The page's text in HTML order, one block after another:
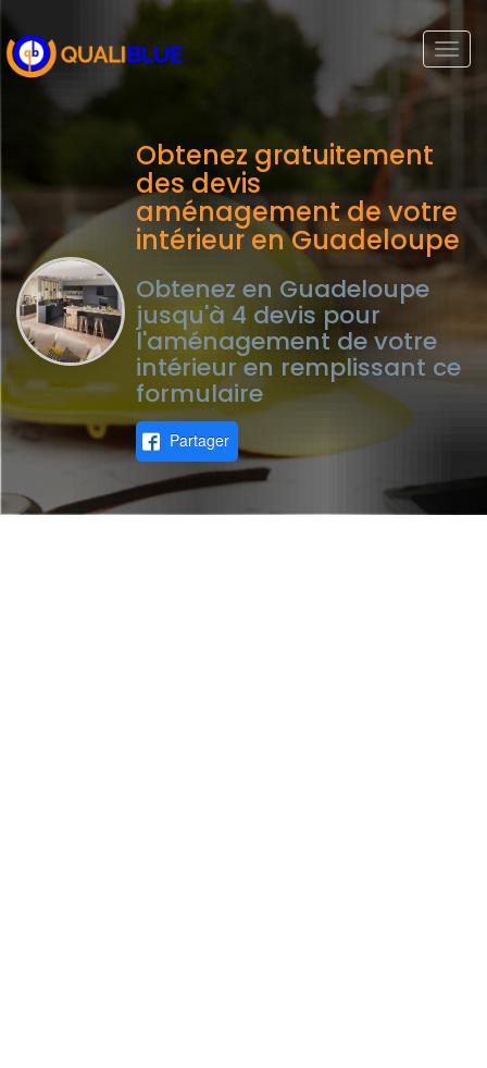
Obtenez gratuitement
des devis
aménagement de votre
intérieur en Guadeloupe
Obtenez en Guadeloupe
jusqu'à 4 devis pour
l'aménagement de votre
intérieur en remplissant ce
formulaire
Partager